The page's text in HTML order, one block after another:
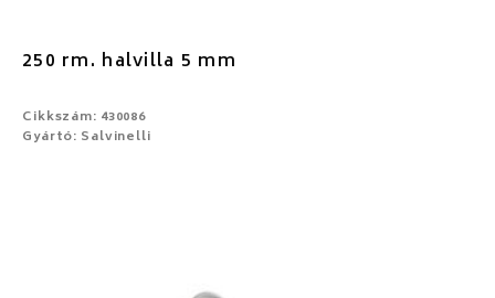
250 rm. halvilla 5 mm
Cikkszám: 430086
Gyártó: Salvinelli